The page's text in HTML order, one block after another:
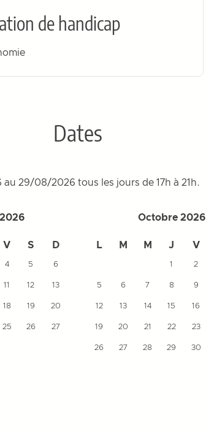
de handicap
Dates
au 29/08/2026 tous les jours de 17h à 21h.
V S D
4 5 6
11 12 13
18 19 20
25 26 27
Octobre 2026
L M M J V
1 2
5 6 7 8 9
12 13 14 15 16
19 20 21 22 23
26 27 28 29 30